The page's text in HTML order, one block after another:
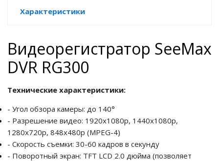
Характеристики
Видеорегистратор SeeMax
DVR RG300
Технические характеристики:
- Угол обзора камеры: до 140°
- Разрешение видео: 1920x1080p, 1440х1080p,
1280х720р, 848х480p (MPEG-4)
- Скорость съемки: 30-60 кадров в секунду
- Поворотный экран: TFT LCD 2.0 дюйма (позволяет